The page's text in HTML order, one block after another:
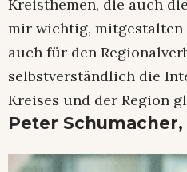
Kreisthemen, die auch
mir wichtig, mitgestalten
auch für den
selbstverständlich die
Kreises und der Region
Peter